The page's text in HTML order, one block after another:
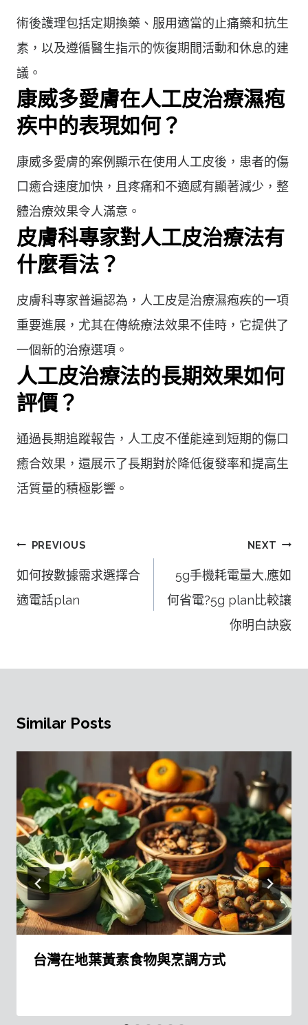
術後護理包括定期換藥、服用適當的止痛藥和抗生
素，以及遵循醫生指示的恢復期間活動和休息的建
議。
康威多愛膚在人工皮治療濕疱
疾中的表現如何？
康威多愛膚的案例顯示在使用人工皮後，患者的傷
口癒合速度加快，且疼痛和不適感有顯著減少，整
體治療效果令人滿意。
皮膚科專家對人工皮治療法有
什麼看法？
皮膚科專家普遍認為，人工皮是治療濕疱疾的一項
重要進展，尤其在傳統療法效果不佳時，它提供了
一個新的治療選項。
人工皮治療法的長期效果如何
評價？
通過長期追蹤報告，人工皮不僅能達到短期的傷口
癒合效果，還展示了長期對於降低復發率和提高生
活質量的積極影響。
文
章
覽
PREVIOUS
如何按數據需求選擇合
適電話plan
NEXT
5g手機耗電量大,應如
何省電?5g plan比較讓
你明白訣竅
Similar Posts
台灣在地葉黃素食物與烹調方式